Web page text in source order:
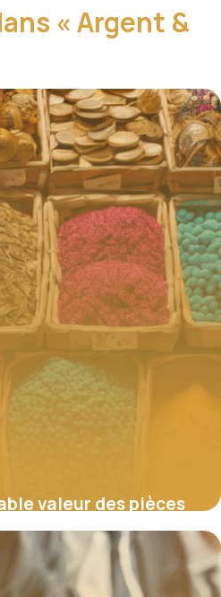
« Argent &
valeur des pièces
raretés et tendances